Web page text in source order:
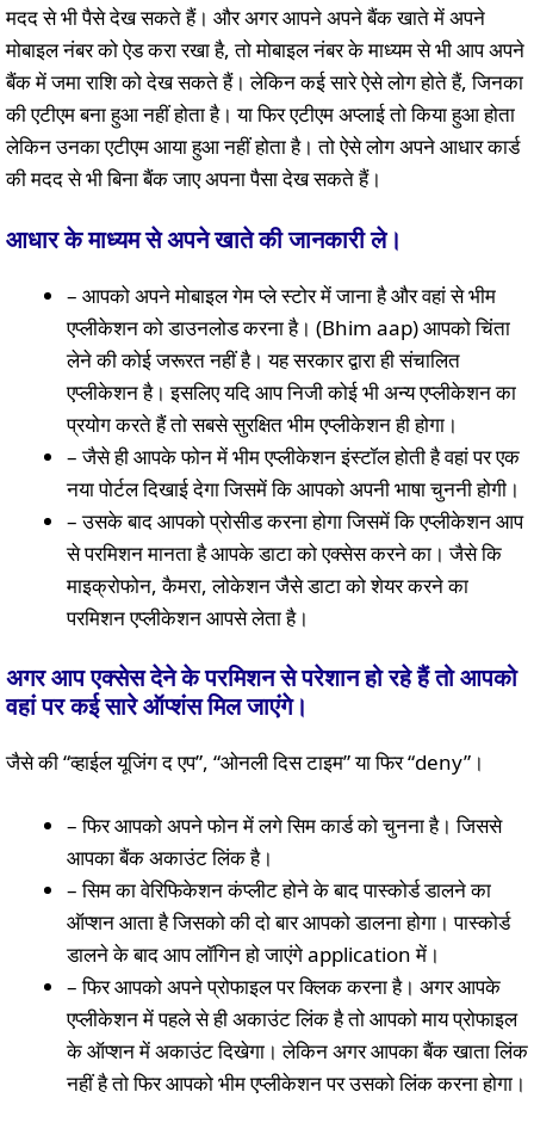
मदद से भी पैसे देख सकते हैं। और अगर आपने अपने बैंक खाते में अपने
मोबाइल नंबर को ऐड करा रखा है, तो मोबाइल नंबर के माध्यम से भी आप अपने
बैंक में जमा राशि को देख सकते हैं। लेकिन कई सारे ऐसे लोग होते हैं, जिनका
की एटीएम बना हुआ नहीं होता है। या फिर एटीएम अप्लाई तो किया हुआ होता
लेकिन उनका एटीएम आया हुआ नहीं होता है। तो ऐसे लोग अपने आधार कार्ड
की मदद से भी बिना बैंक जाए अपना पैसा देख सकते हैं।
आधार के माध्यम से अपने खाते की जानकारी ले।
– आपको अपने मोबाइल गेम प्ले स्टोर में जाना है और वहां से भीम
एप्लीकेशन को डाउनलोड करना है। (Bhim aap) आपको चिंता
लेने की कोई जरूरत नहीं है। यह सरकार द्वारा ही संचालित
एप्लीकेशन है। इसलिए यदि आप निजी कोई भी अन्य एप्लीकेशन का
प्रयोग करते हैं तो सबसे सुरक्षित भीम एप्लीकेशन ही होगा।
– जैसे ही आपके फोन में भीम एप्लीकेशन इंस्टॉल होती है वहां पर एक
नया पोर्टल दिखाई देगा जिसमें कि आपको अपनी भाषा चुननी होगी।
– उसके बाद आपको प्रोसीड करना होगा जिसमें कि एप्लीकेशन आप
से परमिशन मानता है आपके डाटा को एक्सेस करने का। जैसे कि
माइक्रोफोन, कैमरा, लोकेशन जैसे डाटा को शेयर करने का
परमिशन एप्लीकेशन आपसे लेता है।
अगर आप एक्सेस देने के परमिशन से परेशान हो रहे हैं तो आपको
वहां पर कई सारे ऑप्शंस मिल जाएंगे।
जैसे की “व्हाईल यूजिंग द एप”, “ओनली दिस टाइम” या फिर “deny”।
– फिर आपको अपने फोन में लगे सिम कार्ड को चुनना है। जिससे
आपका बैंक अकाउंट लिंक है।
– सिम का वेरिफिकेशन कंप्लीट होने के बाद पास्कोर्ड डालने का
ऑप्शन आता है जिसको की दो बार आपको डालना होगा। पास्कोर्ड
डालने के बाद आप लॉगिन हो जाएंगे application में।
– फिर आपको अपने प्रोफाइल पर क्लिक करना है। अगर आपके
एप्लीकेशन में पहले से ही अकाउंट लिंक है तो आपको माय प्रोफाइल
के ऑप्शन में अकाउंट दिखेगा। लेकिन अगर आपका बैंक खाता लिंक
नहीं है तो फिर आपको भीम एप्लीकेशन पर उसको लिंक करना होगा।